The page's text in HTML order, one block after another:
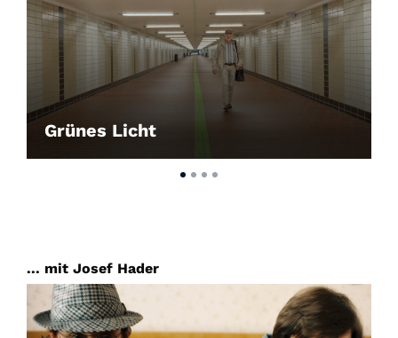
Grünes Licht
... mit Josef Hader